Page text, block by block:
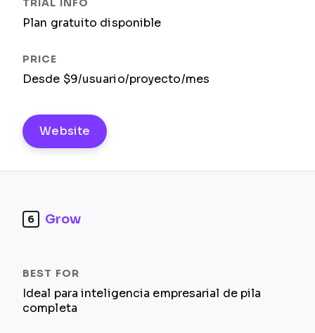
Plan gratuito disponible
Desde $9/usuario/proyecto/mes
Website
6 Grow
Ideal para inteligencia empresarial de pila
completa